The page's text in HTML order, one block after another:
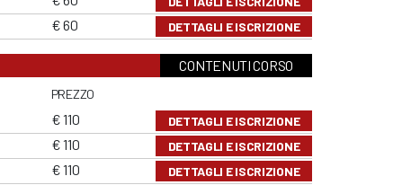
€ 60 DETTAGLI E ISCRIZIONE
CONTENUTI CORSO
PREZZO
€ 110 DETTAGLI E ISCRIZIONE
€ 110 DETTAGLI E ISCRIZIONE
€ 110 DETTAGLI E ISCRIZIONE